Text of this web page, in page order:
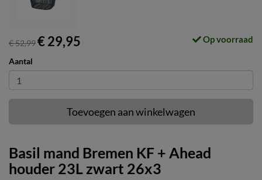
€ 52,99€ 29,95 Op voorraad
Aantal
Toevoegen aan winkelwagen
Basil mand Bremen KF + Ahead
houder 23L zwart 26x3